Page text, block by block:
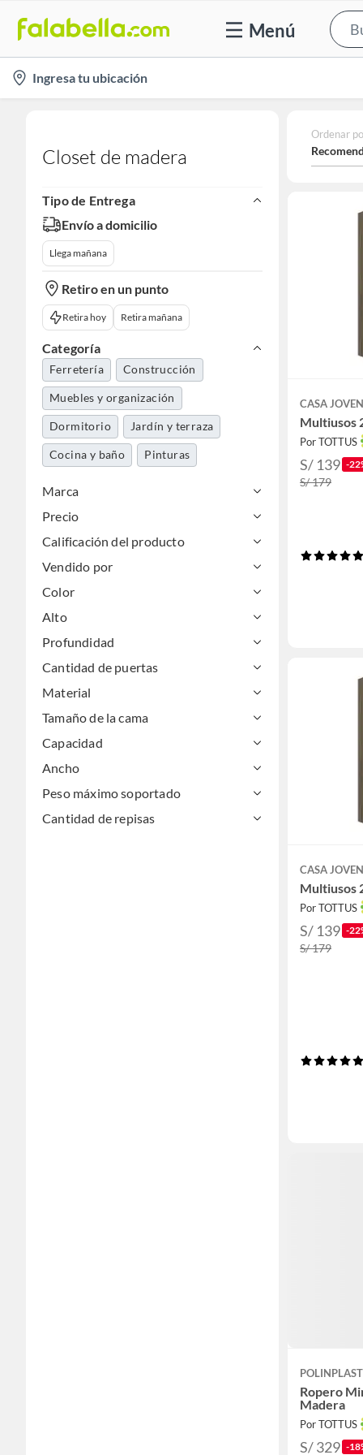
Menú
location-
icon
Ingresa tu ubicación
Closet de madera
Tipo de Entrega
Envío a domicilio
Llega mañana
Retiro en un punto
Retira hoy Retira mañana
Categoría
Ferretería Construcción
Muebles y organización
Dormitorio Jardín y terraza
Cocina y baño Pinturas
Marca
Precio
Calificación del producto
Vendido por
Color
Alto
Profundidad
Cantidad de puertas
Material
Tamaño de la cama
Capacidad
Ancho
Peso máximo soportado
Cantidad de repisas
Ordenar
CASA JOVEN
Multiusos
Por TOTTUS
S/ 139 -
S/ 179
CASA JOVEN
Multiusos
Por TOTTUS
S/ 139 -
S/ 179
POLINPLAST
Ropero
Madera
Por TOTTUS
S/ 329 -